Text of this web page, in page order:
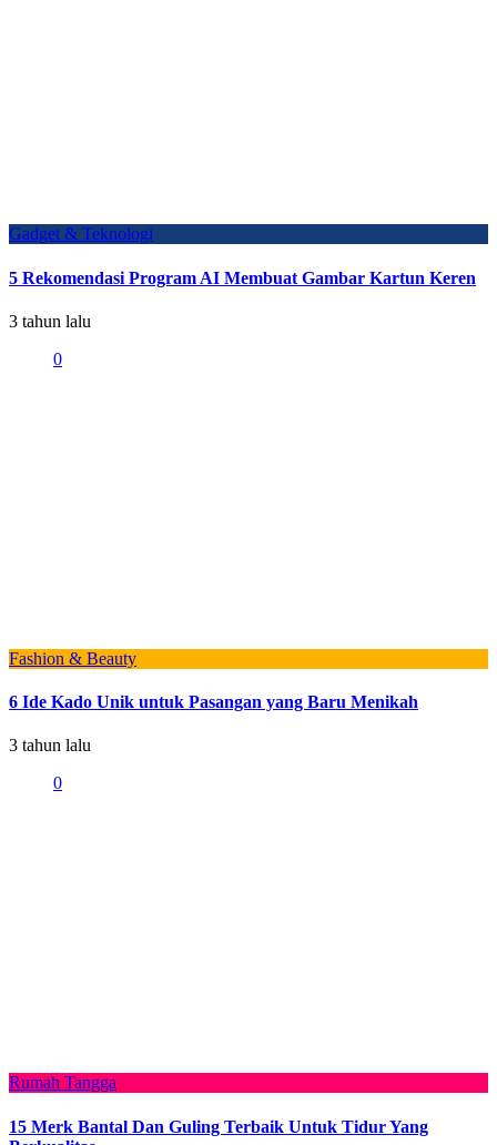
Gadget & Teknologi
5 Rekomendasi Program AI Membuat Gambar Kartun Keren
3 tahun lalu
0
Fashion & Beauty
6 Ide Kado Unik untuk Pasangan yang Baru Menikah
3 tahun lalu
0
Rumah Tangga
15 Merk Bantal Dan Guling Terbaik Untuk Tidur Yang